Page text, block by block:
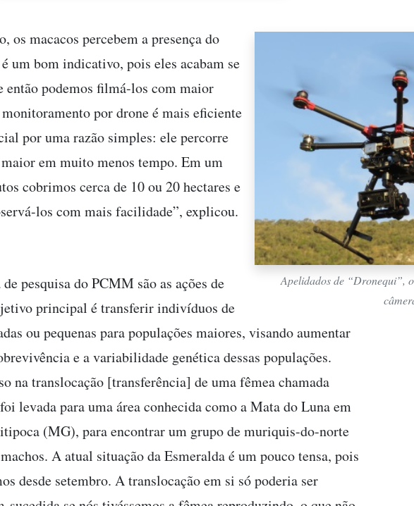
Apelidados de “Dronequi”,
os macacos percebem a presença do
um bom indicativo, pois eles acabam se
então podemos filmá-los com maior
monitoramento por drone é mais eficiente
por uma razão simples: ele percorre
em muito menos tempo. Em um
cobrimos cerca de 10 ou 20 hectares e
los com mais facilidade”, explicou.
pesquisa do PCMM são as ações de
principal é transferir indivíduos de
ou pequenas para populações maiores, visando aumentar
e a variabilidade genética dessas populações.
na translocação [transferência] de uma fêmea chamada
levada para uma área conhecida como a Mata do Luna em
(MG), para encontrar um grupo de muriquis-do-norte
A atual situação da Esmeralda é um pouco tensa, pois
desde setembro. A translocação em si só poderia ser